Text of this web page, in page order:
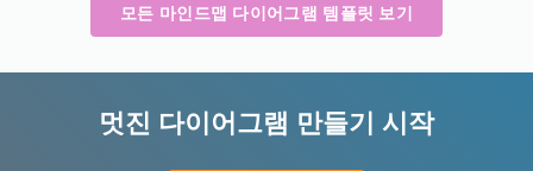
모든 마인드맵 다이어그램 템플릿 보기
멋진 다이어그램 만들기 시작